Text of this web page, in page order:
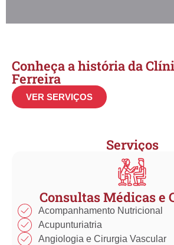
Conheça a história da
Ferreira
VER SERVIÇOS
Serviços
Consultas Médicas e
Acompanhamento Nutricional
Acupunturiatria
Angiologia e Cirurgia Vascular